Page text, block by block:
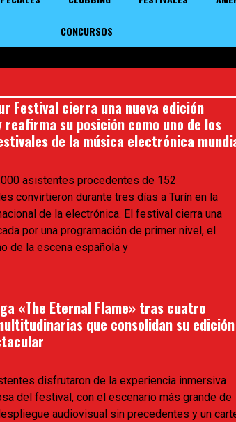
CONCURSOS
Festival cierra una nueva edición
su posición como uno de los
de la música electrónica
asistentes procedentes de 152
convirtieron durante tres días a Turín en la
de la electrónica. El festival cierra una
por una programación de primer nivel, el
de la escena española y
«The Eternal Flame» tras cuatro
que consolidan su edición
disfrutaron de la experiencia inmersiva
del festival, con el escenario más grande de
audiovisual sin precedentes y un